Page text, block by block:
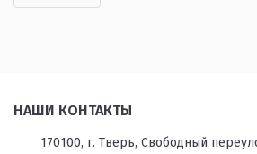
НАШИ КОНТАКТЫ
170100, г. Тверь, Свободный